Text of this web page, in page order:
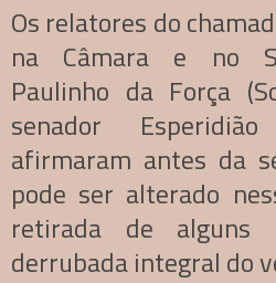
Os relatores do
na Câmara e no
Paulinho da Força
senador
afirmaram antes da
pode ser alterado
retirada de alguns
derrubada integral do